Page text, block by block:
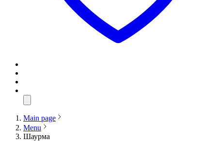
Main page
Menu
Шаурма